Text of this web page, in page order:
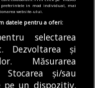
2026-2027 au fost
sterilizare gratuită
preferintele in mod individual, mai
website-ului.
datele pentru a oferi:
selectarea
Dezvoltarea și
Măsurarea
Stocarea și/sau
pe un dispozitiv.